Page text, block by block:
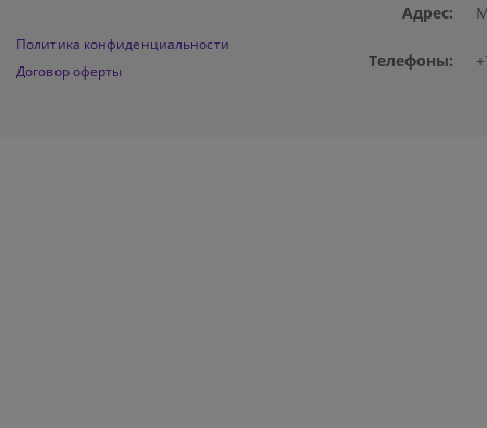
Политика конфиденциальности
Договор оферты
Адрес:
Телефоны: